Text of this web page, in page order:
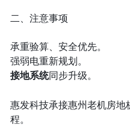
二、注意事项
承重验算、安全优先。
强弱电重新规划。
接地系统同步升级。
惠发科技承接惠州老机房
程。